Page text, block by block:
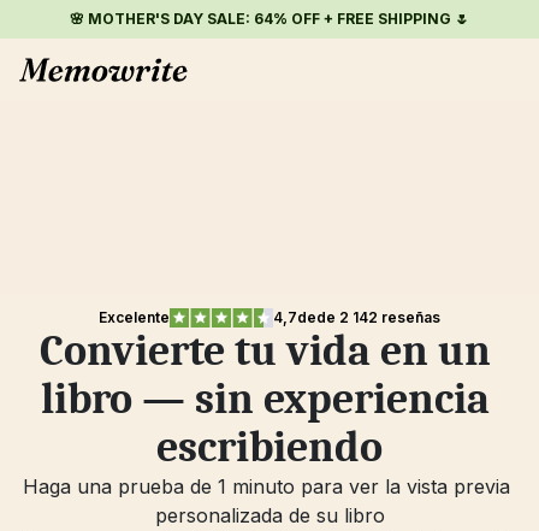
🌸 MOTHER'S DAY SALE: 64% OFF + FREE SHIPPING 🌷
Excelente 4,7dede 2 142 reseñas
Convierte tu vida en un
libro — sin experiencia
escribiendo
Haga una prueba de 1 minuto para ver la vista previa
personalizada de su libro